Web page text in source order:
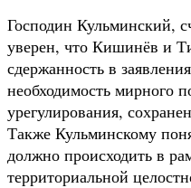
Господин Кульминский,
уверен, что Кишинёв и
сдержанность в
необходимость мирного
урегулирования,
Также Кульминскому
должно происходить в
территориальной